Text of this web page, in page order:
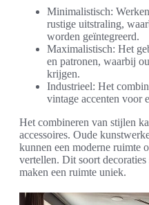
Minimalistisch:
rustige uitstraling,
worden geïntegreerd.
Maximalistisch: Het
en patronen, waarbij
krijgen.
Industrieel: Het
vintage accenten voor
Het combineren van stijlen
accessoires. Oude
kunnen een moderne ruimte
vertellen. Dit soort
maken een ruimte uniek.